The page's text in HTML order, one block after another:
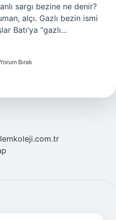
sargı bezine ne denir?
alçı. Gazlı bezin ismi
Batı’ya “gazlı…
Yorum Bırak